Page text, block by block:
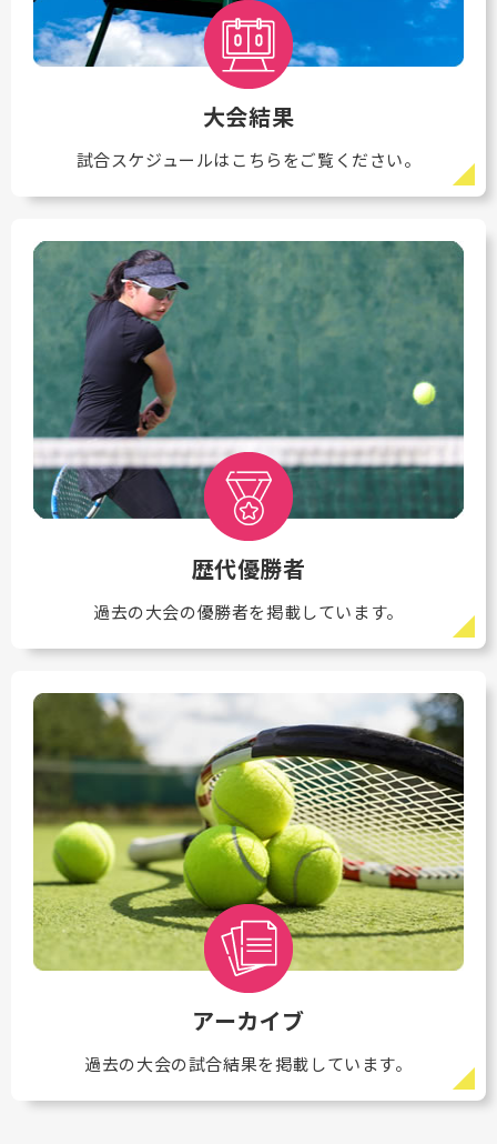
大会結果
試合スケジュールはこちらをご覧ください。
歴代優勝者
過去の大会の優勝者を掲載しています。
アーカイブ
過去の大会の試合結果を掲載しています。